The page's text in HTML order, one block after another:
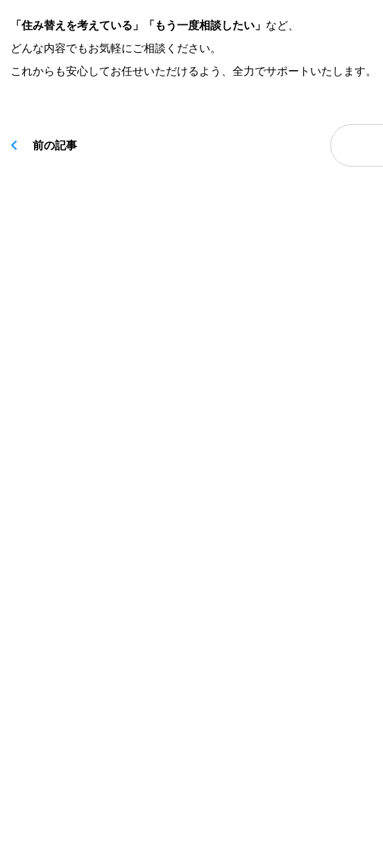
「住み替えを考えている」「もう一度相談したい」 など、
どんな内容でもお気軽にご相談ください。
これからも安心してお任せいただけるよう、全力でサポートいたします。
前の記事